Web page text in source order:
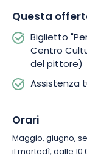
Questa
Biglietto
Centro
del pittore)
Assistenza
Orari
Maggio, giugno,
il martedì, dalle